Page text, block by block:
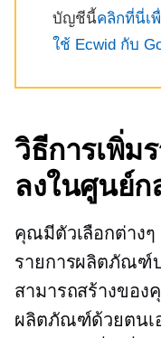
บัญชีนี้คลิกที่นี่เ
ใช้ Ecwid กับ
วิธีการเพิ่
ลงในศูนย์
คุณมีตัวเลือกต่างๆ
รายการผลิตภัณฑ์
สามารถสร้างของ
ผลิตภัณฑ์ด้วยตนเ